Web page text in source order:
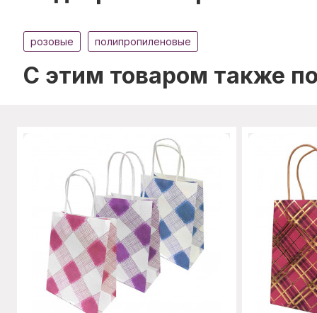
розовые полипропиленовые
C этим товаром также